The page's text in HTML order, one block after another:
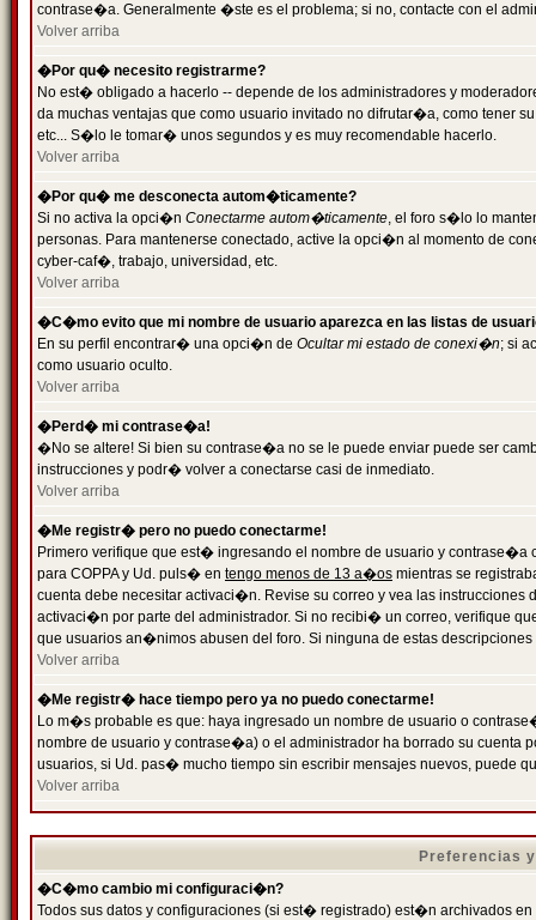
contrase�a. Generalmente �ste es el problema; si no, contacte con el
Volver arriba
�Por qu� necesito registrarme?
No est� obligado a hacerlo -- depende de los administradores y
da muchas ventajas que como usuario invitado no difrutar�a, como tener
etc... S�lo le tomar� unos segundos y es muy recomendable hacerlo.
Volver arriba
�Por qu� me desconecta autom�ticamente?
Si no activa la opci�n Conectarme autom�ticamente, el foro s�lo lo
personas. Para mantenerse conectado, active la opci�n al momento de
cyber-caf�, trabajo, universidad, etc.
Volver arriba
�C�mo evito que mi nombre de usuario aparezca en las listas de
En su perfil encontrar� una opci�n de Ocultar mi estado de conexi�n; si
como usuario oculto.
Volver arriba
�Perd� mi contrase�a!
�No se altere! Si bien su contrase�a no se le puede enviar puede ser
instrucciones y podr� volver a conectarse casi de inmediato.
Volver arriba
�Me registr� pero no puedo conectarme!
Primero verifique que est� ingresando el nombre de usuario y
para COPPA y Ud. puls� en tengo menos de 13 a�os mientras se
cuenta debe necesitar activaci�n. Revise su correo y vea las
activaci�n por parte del administrador. Si no recibi� un correo, verifique
que usuarios an�nimos abusen del foro. Si ninguna de estas
Volver arriba
�Me registr� hace tiempo pero ya no puedo conectarme!
Lo m�s probable es que: haya ingresado un nombre de usuario o
nombre de usuario y contrase�a) o el administrador ha borrado su
usuarios, si Ud. pas� mucho tiempo sin escribir mensajes nuevos, puede
Volver arriba
Preferencias
�C�mo cambio mi configuraci�n?
Todos sus datos y configuraciones (si est� registrado) est�n archivados